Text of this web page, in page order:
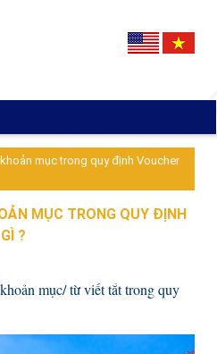
mục trong quy định Voucher
MỤC TRONG QUY ĐỊNH
?
mục/ từ viết tắt trong quy